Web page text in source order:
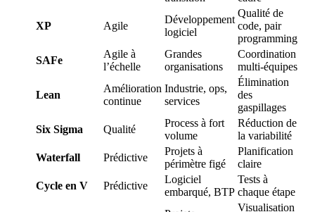
XP Agile
Développement
logiciel
Qualité de
code, pair
programming
SAFe
Agile à
l’échelle
Grandes
organisations
Coordination
multi-équipes
Lean
Amélioration
continue
Industrie, ops,
services
Élimination
des
gaspillages
Six Sigma
Qualité
Process à fort
volume
Réduction de
la variabilité
Waterfall
Prédictive
Projets à
périmètre figé
Planification
claire
Cycle en V
Prédictive
Logiciel
embarqué, BTP
Tests à
chaque étape
Visualisation